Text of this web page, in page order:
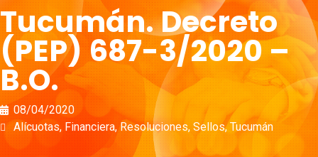
Tucumán. Decreto
(PEP) 687-3/2020 –
B.O.
08/04/2020
Alícuotas, Financiera,Resoluciones, Sellos,Tucumán